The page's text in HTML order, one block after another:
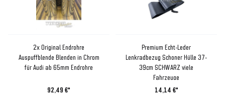
2x Original Endrohre
Auspuffblende Blenden in Chrom
für Audi ab 65mm Endrohre
92,49 €*
Premium Echt-Leder
Lenkradbezug Schoner Hülle 37-
39cm SCHWARZ viele
Fahrzeuge
14,14 €*